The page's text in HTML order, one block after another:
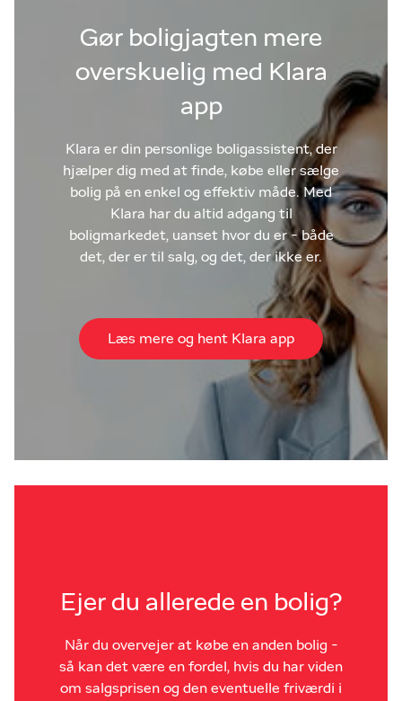
Gør boligjagten mere
overskuelig med Klara
app
Klara er din personlige boligassistent, der
hjælper dig med at finde, købe eller sælge
bolig på en enkel og effektiv måde. Med
Klara har du altid adgang til
boligmarkedet, uanset hvor du er - både
det, der er til salg, og det, der ikke er.
Læs mere og hent Klara app
Ejer du allerede en bolig?
Når du overvejer at købe en anden bolig -
så kan det være en fordel, hvis du har viden
om salgsprisen og den eventuelle friværdi i